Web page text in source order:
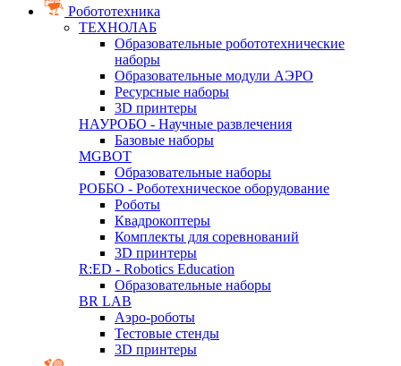
Робототехника
ТЕХНОЛАБ
Образовательные робототехнические
наборы
Образовательные модули АЭРО
Ресурсные наборы
3D принтеры
НАУРОБО - Научные развлечения
Базовые наборы
MGBOT
Образовательные наборы
РОББО - Роботехническое оборудование
Роботы
Квадрокоптеры
Комплекты для соревнований
3D принтеры
R:ED - Robotics Education
Образовательные наборы
BR LAB
Аэро-роботы
Тестовые стенды
3D принтеры